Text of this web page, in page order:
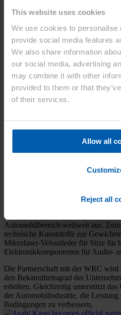
This website uses cookies
We use cookies to personalise
provide social media features
We also share information
our social media, advertising
may combine it with other
provided to them or that
of their services.
Allow all
Reject all
Asahi Kasei wird offizieller
(TGR) bei der FIA World Rally
WRC ist die weltweit führende
und Fahrzeuge mit den härtesten
Als TOYOTA GAZOO
Während der WRC 2020 wird das
Säulen der Toyota Yaris-Fahrzeuge
Asahi Kasei ist seit 2018 ein
Jahr 2020 wird das Asahi Kasei-
prominent auf den
der Umgebung zu sehen sein.
Die Bedeutung für Asahi
Das japanische
Automobilbereich weltweit aus.
technische Kunststoffe zur
Mikrofaser-Velourleder für Sitze für
Elektronikkomponenten für Audio-
Die Partnerschaft mit der WRC wird
den Bekanntheitsgrad der
erhöhen. Gleichzeitig unterstützt
der Automobilindustrie, die Leistung
Bedingungen zu verbessern.